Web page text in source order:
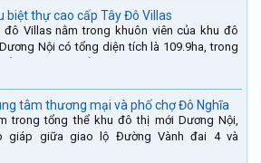
biệt thự cao cấp Tây Đô Villas
đô Villas nằm trong khuôn viên của khu đô
Nội có tổng diện tích là 109.9ha, trong
tâm thương mại và phố chợ Đô Nghĩa
trong tổng thể khu đô thị mới Dương Nội,
giáp giữa giao lộ Đường Vành đai 4 và